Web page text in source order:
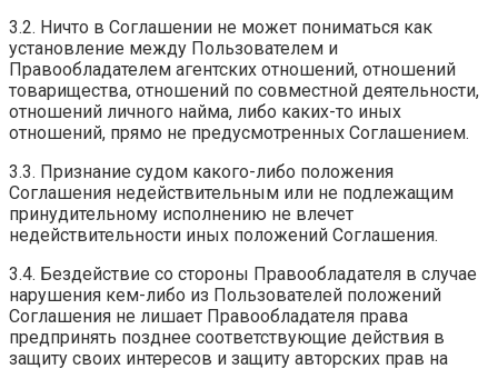
3.2. Ничто в Соглашении не может пониматься как
установление между Пользователем и
Правообладателем агентских отношений, отношений
товарищества, отношений по совместной деятельности,
отношений личного найма, либо каких-то иных
отношений, прямо не предусмотренных Соглашением.
3.3. Признание судом какого-либо положения
Соглашения недействительным или не подлежащим
принудительному исполнению не влечет
недействительности иных положений Соглашения.
3.4. Бездействие со стороны Правообладателя в случае
нарушения кем-либо из Пользователей положений
Соглашения не лишает Правообладателя права
предпринять позднее соответствующие действия в
защиту своих интересов и защиту авторских прав на